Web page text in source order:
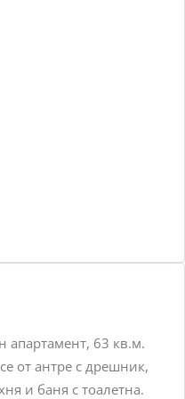
апартамент, 63 кв.м.
от антре с дрешник,
и баня с тоалетна.